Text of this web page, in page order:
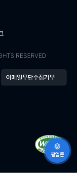
RESERVED
이메일무단수집거부
팝업존